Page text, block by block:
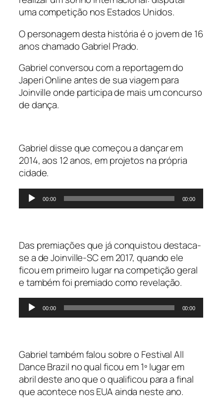
uma competição nos Estados Unidos.
O personagem desta história é o jovem de 16
anos chamado Gabriel Prado.
Gabriel conversou com a reportagem do
Japeri Online antes de sua viagem para
Joinville onde participa de mais um concurso
de dança.
Gabriel disse que começou a dançar em
2014, aos 12 anos, em projetos na própria
cidade.
Tocador
de
00:00 00:00
Das premiações que já conquistou destaca-
se a de Joinville-SC em 2017, quando ele
ficou em primeiro lugar na competição geral
e também foi premiado como revelação.
Tocador
de
00:00 00:00
Gabriel também falou sobre o Festival All
Dance Brazil no qual ficou em 1º lugar em
abril deste ano que o qualificou para a final
que acontece nos EUA ainda neste ano.